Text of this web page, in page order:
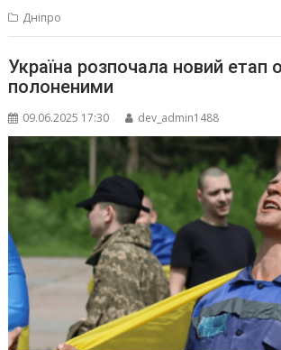
Дніпро
Україна розпочала новий етап
полоненими
09.06.2025 17:30 dev_admin1488